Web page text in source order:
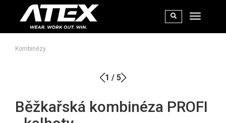
Běžkařská kombinéza PROFI
Kombinézy
1 / 5